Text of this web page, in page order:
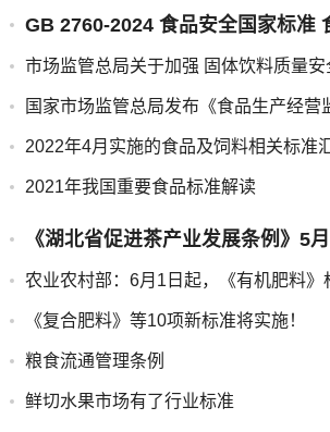
GB 2760-2024 食品安全国家标准
市场监管总局关于加强 固体饮料质量安
国家市场监管总局发布《食品生产经营
2022年4月实施的食品及饲料相关标准
2021年我国重要食品标准解读
《湖北省促进茶产业发展条例》5
农业农村部：6月1日起，《有机肥料》
《复合肥料》等10项新标准将实施！
粮食流通管理条例
鲜切水果市场有了行业标准